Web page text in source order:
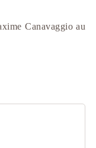
Canavaggio au